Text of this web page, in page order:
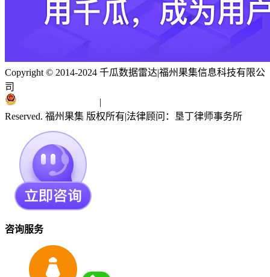
Copyright © 2014-2024 千瓜数据雷达|福州果集信息科技有限公
司
|
Reserved. 福州果集 版权所有|法律顾问：垦丁律师事务所
咨询服务